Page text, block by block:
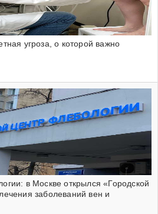
угроза, о которой важно
в Москве открылся «Городской
заболеваний вен и